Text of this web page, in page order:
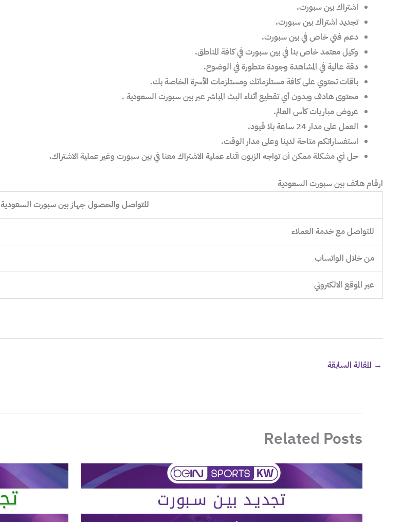
اشتراك بين سبورت.
تجديد اشتراك بين سبورت.
دعم فني خاص في بين سبورت.
وكيل معتمد خاص بنا في بين سبورت في كافة المناطق.
دقة عالية في المشاهدة وجودة متطورة في الوضوح.
باقات تحتوي على كافة مستلزماتك ومستلزمات الأسرة الخاصة بك.
محتوى هادف وبدون أي تقطيع أثناء البث المباشر عبر بين سبورت السعودية .
عروض مباريات كأس العالم.
العمل على مدار 24 ساعة بلا قيود.
استفساراتكم متاحة لدينا وعلى مدار الوقت.
حل أي مشكلة ممكن أن تواجه الزبون أثناء عملية الاشتراك معنا في بين سبورت وغير عملية الاشتراك.
ارقام هاتف بين سبورت السعودية
للتواصل والحصول جهاز بين سبورت السعودية
للتواصل مع خدمة العملاء
من خلال الواتساب
عبر الموقع الالكتروني
→ المقالة السابقة
Related Posts